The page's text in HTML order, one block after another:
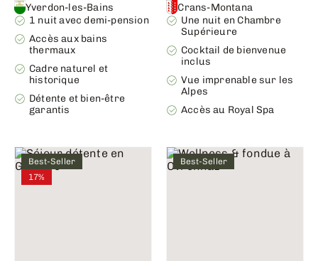
Yverdon-les-Bains
1 nuit avec demi-pension
Accès aux bains
thermaux
Cadre naturel et
historique
Détente et bien-être
garantis
Crans-Montana
Une nuit en Chambre
Supérieure
Cocktail de bienvenue
inclus
Vue imprenable sur les
Alpes
Accès au Royal Spa
Best-Seller
17%
Best-Seller